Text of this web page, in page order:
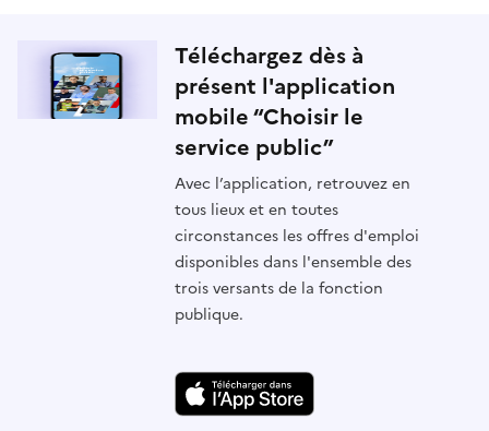
Téléchargez dès à
présent l'application
mobile “Choisir le
service public”
Avec l’application, retrouvez en
tous lieux et en toutes
circonstances les offres d'emploi
disponibles dans l'ensemble des
trois versants de la fonction
publique.